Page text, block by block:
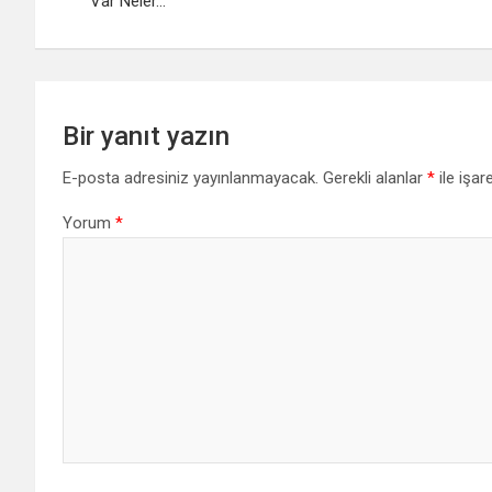
Bir yanıt yazın
E-posta adresiniz yayınlanmayacak. Gerekli alanlar * ile
Yorum *